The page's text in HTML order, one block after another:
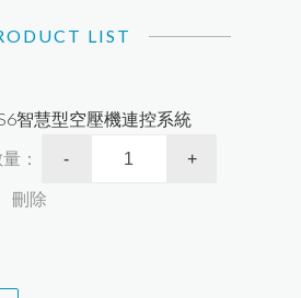
LIST
智慧型空壓機連控系統
：
- +
刪除